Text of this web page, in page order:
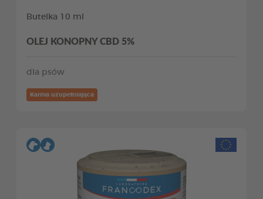
Butelka 10 ml
OLEJ KONOPNY CBD 5%
dla psów
Karma uzupełniająca